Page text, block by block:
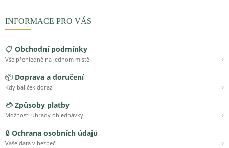
INFORMACE PRO VÁS
📋 Obchodní podmínky
Vše přehledně na jednom místě
›
📦 Doprava a doručení
Kdy balíček dorazí
›
💳 Způsoby platby
Možnosti úhrady objednávky
›
🔒 Ochrana osobních údajů
Vaše data v bezpečí
›